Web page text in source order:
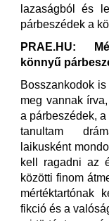
lazaságból és
párbeszédek a
PRAE.HU:
könnyű
Bosszankodok
meg vannak
a párbeszédek,
tanultam
laikusként
kell ragadni az
közötti finom
mértéktartónak
fikció és a